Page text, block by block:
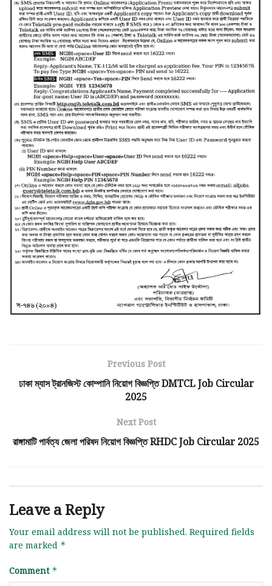
Previous Post
ঢাকা ম্যাস ট্রানজিস্ট কোম্পানি নিয়োগ বিজ্ঞপ্তি DMTCL Job Circular
2025
Next Post
রাঙ্গামাটি পার্বত্য জেলা পরিষদ নিয়োগ বিজ্ঞপ্তি RHDC Job Circular 2025
Leave a Reply
Your email address will not be published. Required fields
are marked *
Comment *